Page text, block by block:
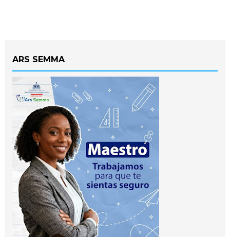
ARS SEMMA